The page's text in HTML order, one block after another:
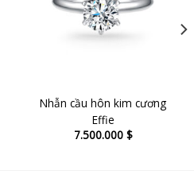
Nhẫn cầu hôn kim cương
Effie
7.500.000 $